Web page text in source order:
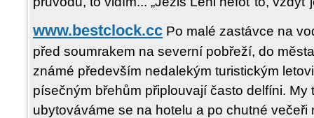
www.bestclock.cc Po malé zastávce na
před soumrakem na severní pobřeží, do
známé především nedalekým turistickým
písečným břehům připlouvají často delfíni. My
ubytováváme se na hotelu a po chutné večeři